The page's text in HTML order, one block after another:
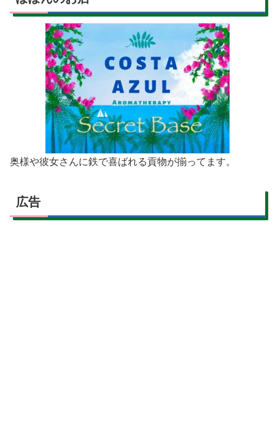
奥様や彼女さんに鉄で喜ばれる貢物が揃ってます。
広告